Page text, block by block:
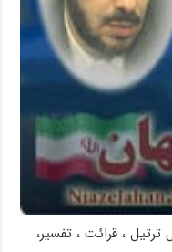
ترتیل ، قرائت ، تفسیر،